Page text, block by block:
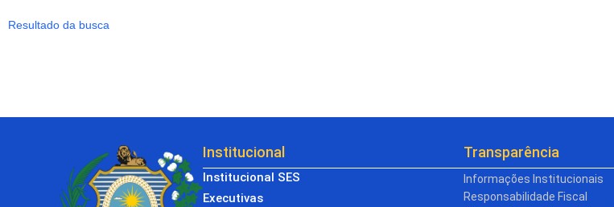
Resultado da busca
Institucional
Institucional SES
Executivas
Transparência
Informações Institucionais
Responsabilidade Fiscal